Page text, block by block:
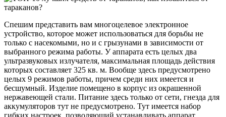
Спешим представить вам многоцелевое электронное
устройство, которое может использоваться для борьбы не
только с насекомыми, но и с грызунами в зависимости от
выбранного режима работы. У аппарата есть целых два
ультразвуковых излучателя, максимальная площадь действия
которых составляет 325 кв. м. Вообще здесь предусмотрено
целых 9 режимов работы, причем среди них имеется и
бесшумный. Изделие помещено в корпус из окрашенной
нержавеющей стали. Питание здесь только от сети, гнезда для
аккумуляторов тут не предусмотрено. Тут имеется набор
гибких настроек, позволяющий устанавливать аппарат